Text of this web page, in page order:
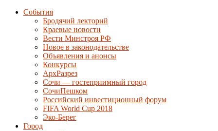
События
Бродячий лекторий
Краевые новости
Вести Минстроя РФ
Новое в законодательстве
Объявления и анонсы
Конкурсы
АрхРазрез
Сочи — гостеприимный город
СочиПешком
Российский инвестиционный форум
FIFA World Cup 2018
Эко-Берег
Город